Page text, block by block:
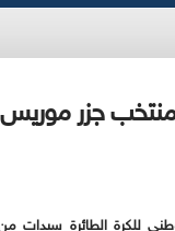
منتخب جزر
للكرة الطائرة سيدات